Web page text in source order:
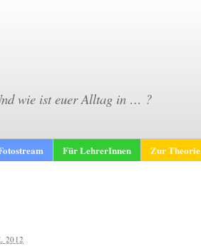
wie ist euer Alltag in … ?
Für LehrerInnen Zur Theorie
2012